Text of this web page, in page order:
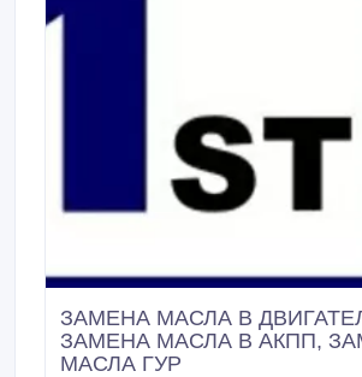
ЗАМЕНА МАСЛА В
ЗАМЕНА МАСЛА В АКПП,
МАСЛА ГУР